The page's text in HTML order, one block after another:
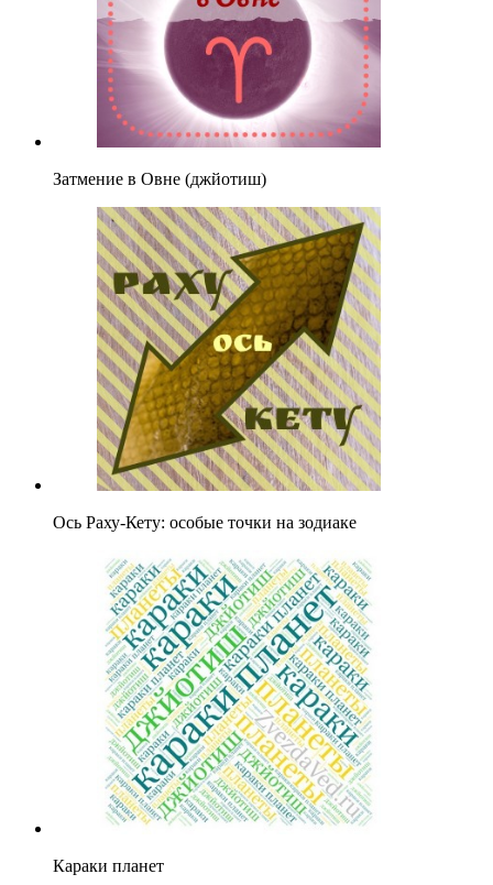
Затмение в Овне (джйотиш)
Ось Раху-Кету: особые точки на зодиаке
Караки планет